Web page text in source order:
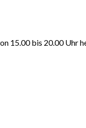
15.00 bis 20.00